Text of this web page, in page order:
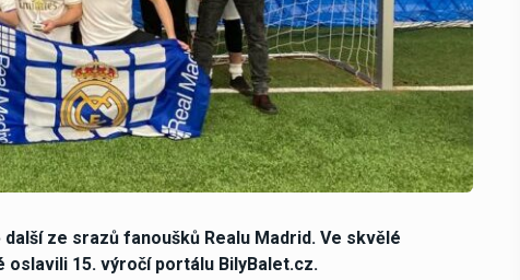
ze srazů fanoušků Realu Madrid. Ve skvělé
15. výročí portálu BilyBalet.cz.